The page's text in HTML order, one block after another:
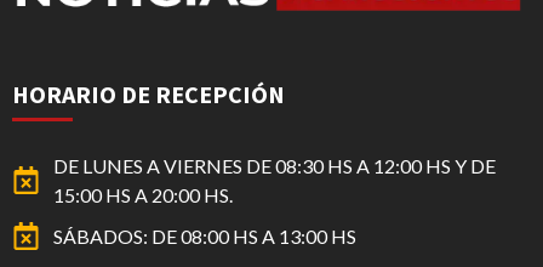
HORARIO DE RECEPCIÓN
DE LUNES A VIERNES DE 08:30 HS A 12:00 HS Y DE
15:00 HS A 20:00 HS.
SÁBADOS: DE 08:00 HS A 13:00 HS